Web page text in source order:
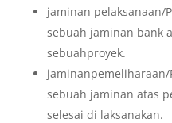
jaminan pelaksanaan/
sebuah jaminan bank
sebuahproyek.
sebuah jaminan atas
selesai di laksanakan.